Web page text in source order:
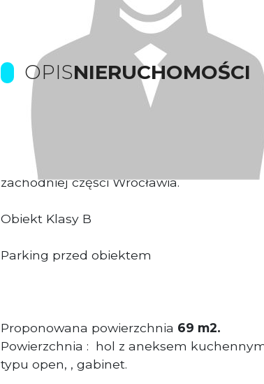
OPISNIERUCHOMOŚCI
Prowizje pokrywa Właściciel
Kompleks biurowo-usługowy usytuowany
zachodniej części Wrocławia.
Obiekt Klasy B
Parking przed obiektem
Proponowana powierzchnia 69 m2.
Powierzchnia : hol z aneksem
typu open, , gabinet.